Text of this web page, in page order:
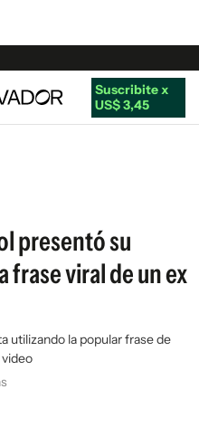
Suscribite x
US$ 3,45
presentó su
frase viral de un ex
utilizando la popular frase de